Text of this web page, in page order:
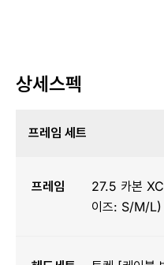
상세스펙
프레임 세트
프레임
27.5 카본
이즈: S/M/L)